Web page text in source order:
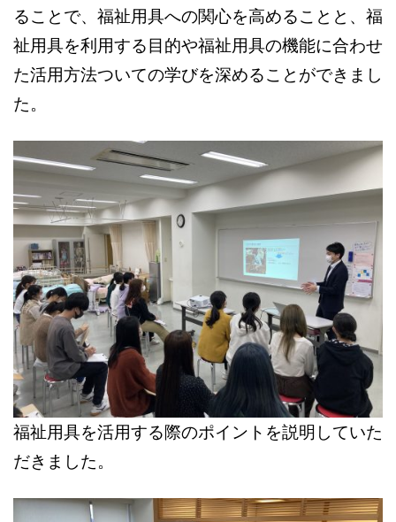
ることで、福祉用具への関心を高めることと、福
祉用具を利用する目的や福祉用具の機能に合わせ
た活用方法ついての学びを深めることができまし
た。
福祉用具を活用する際のポイントを説明していた
だきました。